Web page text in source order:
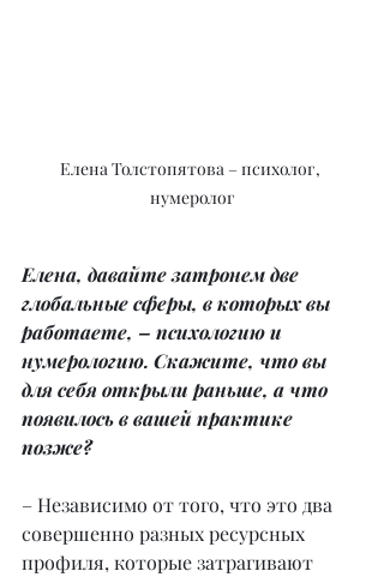
Елена Толстопятова – психолог,
нумеролог
Елена, давайте затронем две
глобальные сферы, в которых вы
работаете, – психологию и
нумерологию. Скажите, что вы
для себя открыли раньше, а что
появилось в вашей практике
позже?
– Независимо от того, что это два
совершенно разных ресурсных
профиля, которые затрагивают